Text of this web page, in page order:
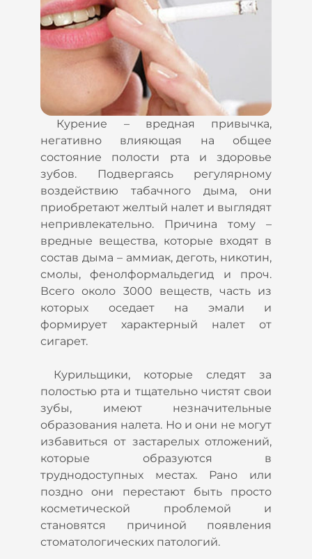
Курение – вредная привычка,
негативно влияющая на общее
состояние полости рта и здоровье
зубов. Подвергаясь регулярному
воздействию табачного дыма, они
приобретают желтый налет и выглядят
непривлекательно. Причина тому –
вредные вещества, которые входят в
состав дыма – аммиак, деготь, никотин,
смолы, фенолформальдегид и проч.
Всего около 3000 веществ, часть из
которых оседает на эмали и
формирует характерный налет от
сигарет.
Курильщики, которые следят за
полостью рта и тщательно чистят свои
зубы, имеют незначительные
образования налета. Но и они не могут
избавиться от застарелых отложений,
которые образуются в
труднодоступных местах. Рано или
поздно они перестают быть просто
косметической проблемой и
становятся причиной появления
стоматологических патологий.